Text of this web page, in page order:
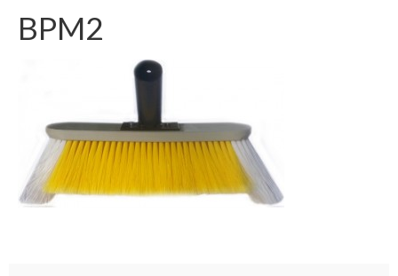
BPM2